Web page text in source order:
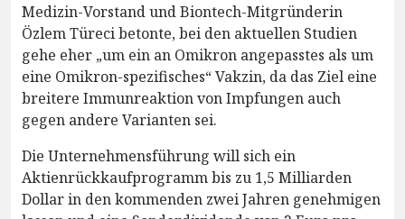
Medizin-Vorstand und Biontech-Mitgründerin
Özlem Türeci betonte, bei den aktuellen Studien
gehe eher „um ein an Omikron angepasstes als um
eine Omikron-spezifisches“ Vakzin, da das Ziel eine
breitere Immunreaktion von Impfungen auch
gegen andere Varianten sei.
Die Unternehmensführung will sich ein
Aktienrückkaufprogramm bis zu 1,5 Milliarden
Dollar in den kommenden zwei Jahren genehmigen